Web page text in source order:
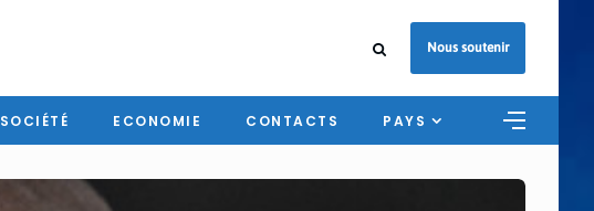
Nous soutenir
SOCIÉTÉ ECONOMIE CONTACTS PAYS